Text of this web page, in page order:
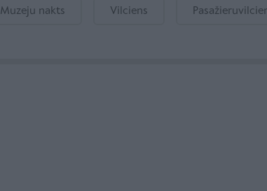
Muzeju nakts Vilciens